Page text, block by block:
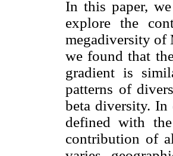
In this paper,
explore the
megadiversity of
we found that
gradient is
patterns of
beta diversity.
defined with
contribution of